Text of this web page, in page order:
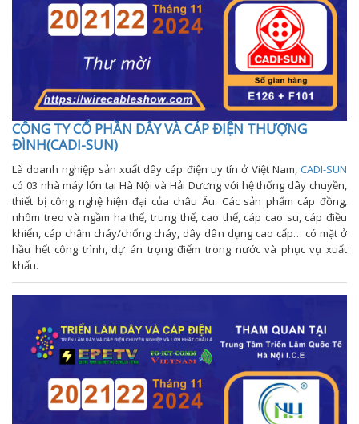
CÔNG TY CỔ PHẦN DÂY VÀ CÁP ĐIỆN THƯỢNG
ĐÌNH(CADI-SUN)
Là doanh nghiệp sản xuất dây cáp điện uy tín ở Việt Nam, CADI-SUN
có 03 nhà máy lớn tại Hà Nội và Hải Dương với hệ thống dây chuyền,
thiết bị công nghệ hiện đại của châu Âu. Các sản phẩm cáp đồng,
nhôm treo và ngầm hạ thế, trung thế, cao thế, cáp cao su, cáp điều
khiển, cáp chậm cháy/chống cháy, dây dân dụng cao cấp… có mặt ở
hầu hết công trình, dự án trọng điểm trong nước và phục vụ xuất
khẩu.